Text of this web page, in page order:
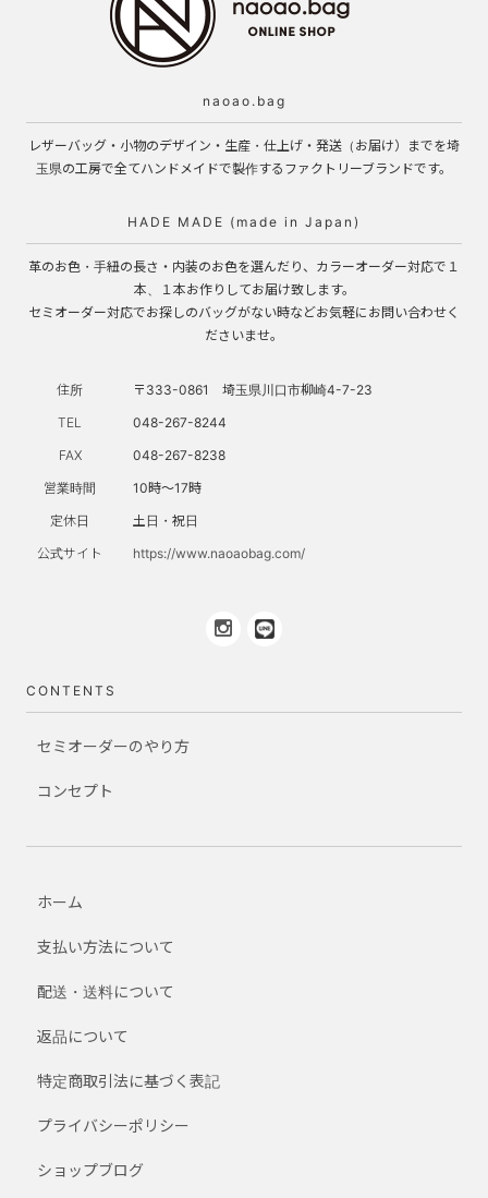
naoao.bag
レザーバッグ・小物のデザイン・生産・仕上げ・発送（お届け）までを埼
玉県の工房で全てハンドメイドで製作するファクトリーブランドです。
HADE MADE (made in Japan)
革のお色・手紐の長さ・内装のお色を選んだり、カラーオーダー対応で１
本、１本お作りしてお届け致します。
セミオーダー対応でお探しのバッグがない時などお気軽にお問い合わせく
ださいませ。
住所
〒333-0861 埼玉県川口市柳崎4-7-23
TEL
048-267-8244
FAX
048-267-8238
営業時間
10時～17時
定休日
土日・祝日
公式サイト
https://www.naoaobag.com/
CONTENTS
セミオーダーのやり方
コンセプト
ホーム
支払い方法について
配送・送料について
返品について
特定商取引法に基づく表記
プライバシーポリシー
ショップブログ